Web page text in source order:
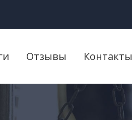
Отзывы Контакты